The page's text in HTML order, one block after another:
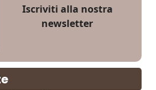
Iscriviti alla nostra
newsletter